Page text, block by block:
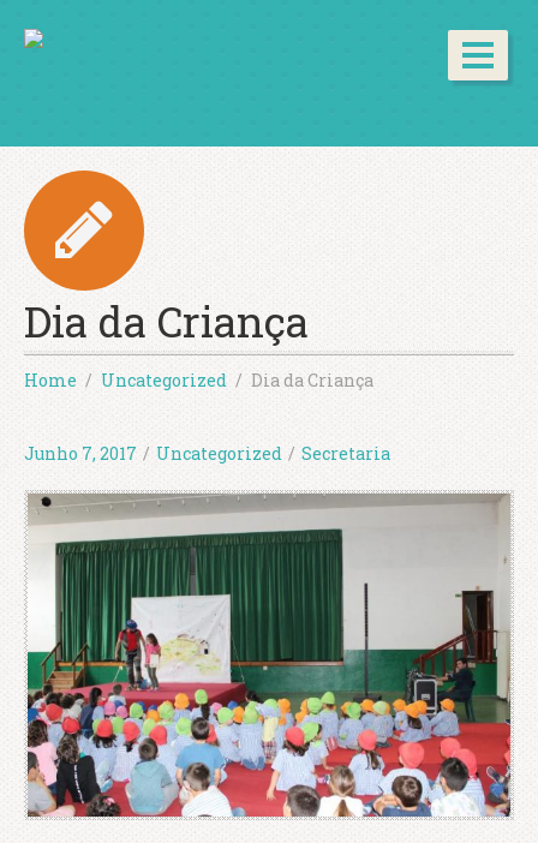
Dia da Criança
Home Uncategorized Dia da Criança
Junho 7, 2017 / Uncategorized / Secretaria